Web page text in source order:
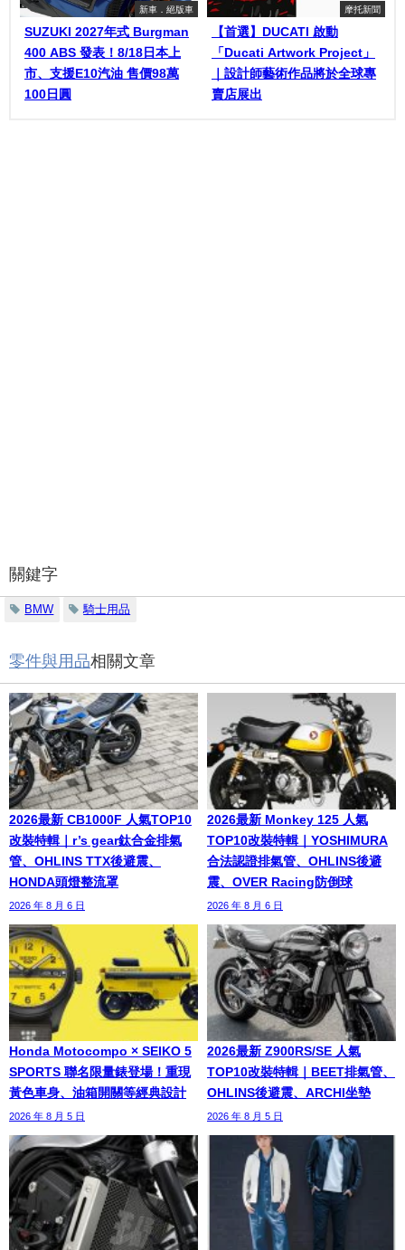
新車．絕版車
SUZUKI 2027年式 Burgman
400 ABS 發表！8/18日本上
市、支援E10汽油 售價98萬
100日圓
摩托新聞
【首選】DUCATI 啟動
「Ducati Artwork Project」
｜設計師藝術作品將於全球專
賣店展出
關鍵字
BMW 騎士用品
零件與用品相關文章
2026最新 CB1000F 人氣TOP10
改裝特輯｜r’s gear鈦合金排氣
管、OHLINS TTX後避震、
HONDA頭燈整流罩
2026 年 8 月 6 日
2026最新 Monkey 125 人氣
TOP10改裝特輯｜YOSHIMURA
合法認證排氣管、OHLINS後避
震、OVER Racing防倒球
2026 年 8 月 6 日
Honda Motocompo × SEIKO 5
SPORTS 聯名限量錶登場！重現
黃色車身、油箱開關等經典設計
2026 年 8 月 5 日
2026最新 Z900RS/SE 人氣
TOP10改裝特輯｜BEET排氣管、
OHLINS後避震、ARCHI坐墊
2026 年 8 月 5 日